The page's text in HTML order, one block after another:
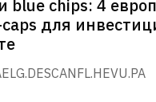
blue chips: 4
для
ELG.DESCANFL.HEVU.PA